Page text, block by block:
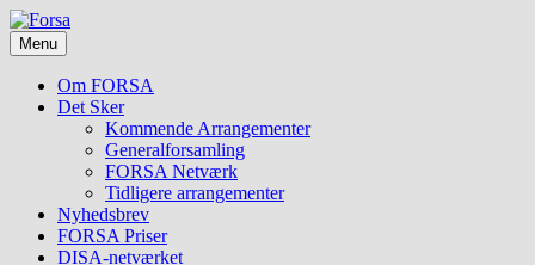
Skip
to
content
Forsa
i
socialt
arbejde
Menu
Om FORSA
Det Sker
Kommende Arrangementer
Generalforsamling
FORSA Netværk
Tidligere arrangementer
Nyhedsbrev
FORSA Priser
DISA-netværket